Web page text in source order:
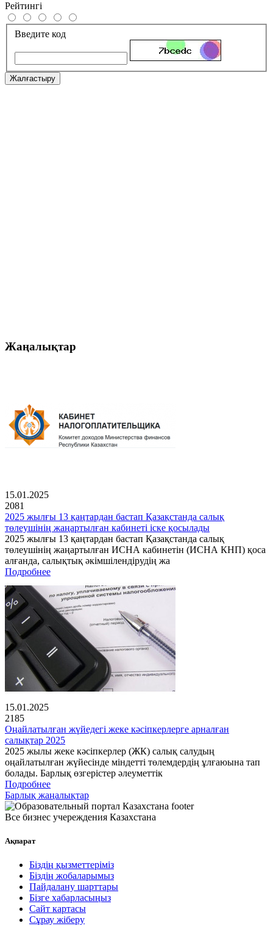
Рейтингі
Введите код
Жалғастыру
Жаңалықтар
15.01.2025
2081
2025 жылғы 13 қаңтардан бастап Қазақстанда салық
төлеушінің жаңартылған кабинеті іске қосылады
2025 жылғы 13 қаңтардан бастап Қазақстанда салық
төлеушінің жаңартылған ИСНА кабинетін (ИСНА КНП) қоса
алғанда, салықтық әкімшілендірудің жа
Подробнее
15.01.2025
2185
Оңайлатылған жүйедегі жеке кәсіпкерлерге арналған
салықтар 2025
2025 жылы жеке кәсіпкерлер (ЖК) салық салудың
оңайлатылған жүйесінде міндетті төлемдердің ұлғаюына тап
болады. Барлық өзгерістер әлеуметтік
Подробнее
Барлық жаңалықтар
Все бизнес учереждения Казахстана
Ақпарат
Біздің қызметтеріміз
Біздің жобаларымыз
Пайдалану шарттары
Бізге хабарласыңыз
Сайт картасы
Сұрау жіберу